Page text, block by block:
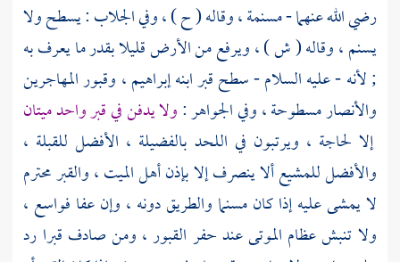
رضي الله عنهما - مسنمة ، وقاله ( ح ) ، وفي الجلاب : يسطح ولا
يسنم ، وقاله ( ش ) ، ويرفع من الأرض قليلا بقدر ما يعرف به
; لأنه - عليه السلام - سطح قبر ابنهإبراهيم، وقبورالمهاجرين
والأنصارمسطوحة ، وفي الجواهر :ولا يدفن في قبر واحد ميتان
إلا لحاجة ، ويرتبون في اللحد بالفضيلة ، الأفضل للقبلة ،
والأفضل للمشيع ألا ينصرف إلا بإذن أهل الميت ، والقبر محترم
لا يمشى عليه إذا كان مسنما والطريق دونه ، وإن عفا فواسع ،
ولا تنبش عظام الموتى عند حفر القبور ، ومن صادف قبرا رد